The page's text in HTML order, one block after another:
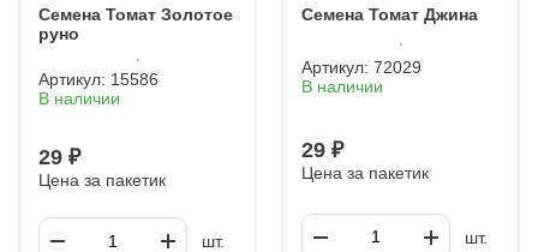
Семена Томат Золотое
руно
Артикул: 15586
В наличии
29 ₽
Цена за пакетик
шт.
Семена Томат Джина
Артикул: 72029
В наличии
29 ₽
Цена за пакетик
шт.